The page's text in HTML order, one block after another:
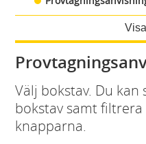
Välj bokstav. Du
bokstav samt
knapparna.